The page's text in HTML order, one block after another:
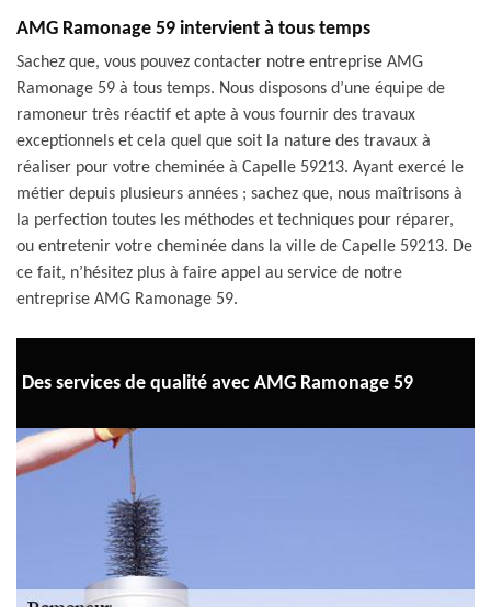
AMG Ramonage 59 intervient à tous temps
Sachez que, vous pouvez contacter notre entreprise AMG
Ramonage 59 à tous temps. Nous disposons d’une équipe de
ramoneur très réactif et apte à vous fournir des travaux
exceptionnels et cela quel que soit la nature des travaux à
réaliser pour votre cheminée à Capelle 59213. Ayant exercé le
métier depuis plusieurs années ; sachez que, nous maîtrisons à
la perfection toutes les méthodes et techniques pour réparer,
ou entretenir votre cheminée dans la ville de Capelle 59213. De
ce fait, n’hésitez plus à faire appel au service de notre
entreprise AMG Ramonage 59.
Des services de qualité avec AMG Ramonage 59